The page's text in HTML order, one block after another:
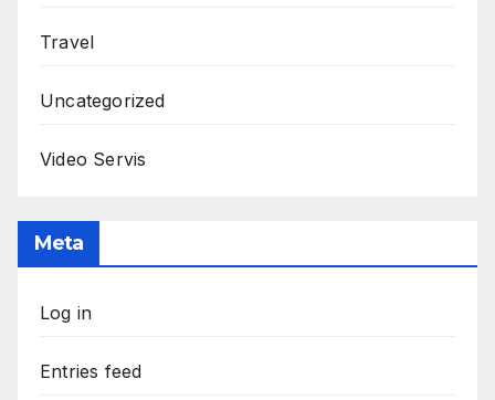
Travel
Uncategorized
Video Servis
Meta
Log in
Entries feed